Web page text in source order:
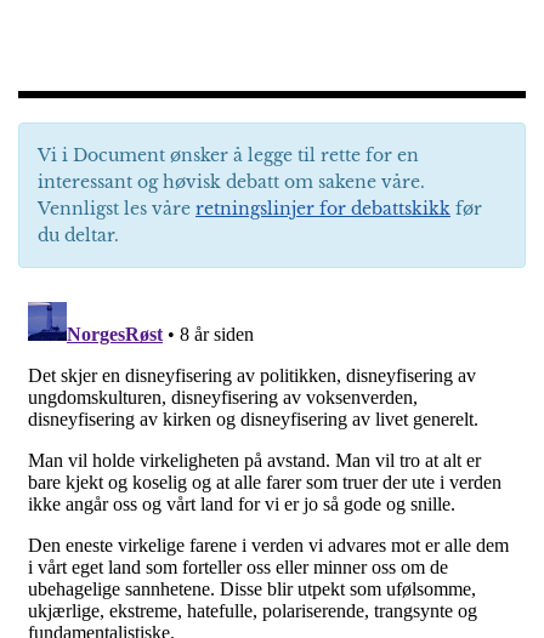
Vi i Document ønsker å legge til rette for en
interessant og høvisk debatt om sakene våre.
Vennligst les våre retningslinjer for debattskikk før
du deltar.